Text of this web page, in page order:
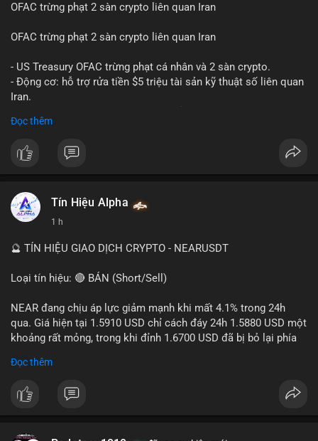
OFAC trừng phạt 2 sàn crypto liên quan Iran
OFAC trừng phạt 2 sàn crypto liên quan Iran
- US Treasury OFAC trừng phạt cá nhân và 2 sàn crypto.
- Động cơ: hỗ trợ rửa tiền $5 triệu tài sản kỹ thuật số liên quan
Iran.
- Tác động: rủi ro cho thị trường crypto, tăng áp lực pháp lý.
#binancesquare
#vlikevn #titanbot
📰 Nguồn: Cointelegraph
Đọc thêm
Tín Hiệu Alpha
1 h
🔮 TÍN HIỆU GIAO DỊCH CRYPTO - NEARUSDT
Loại tín hiệu: 🔴 BÁN (Short/Sell)
NEAR đang chịu áp lực giảm mạnh khi mất 4.1% trong 24h
qua. Giá hiện tại 1.5910 USD chỉ cách đáy 24h 1.5880 USD một
khoảng rất mỏng, trong khi đỉnh 1.6700 USD đã bị bỏ lại phía
kiểm soát hoàn toàn. Khối lượng giao dịch 10.29 triệu NEAR
tiếp diễn.
Đọc thêm